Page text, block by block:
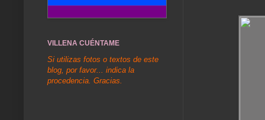
VILLENA CUÉNTAME
Si utilizas fotos o textos de este
blog, por favor... indica la
procedencia. Gracias.